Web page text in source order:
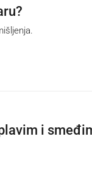
i